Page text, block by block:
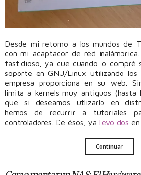
Desde mi retorno a los mundos de
con mi adaptador de red
fastidioso, ya que cuando lo compré
soporte en GNU/Linux utilizando los
empresa proporciona en su web.
limita a kernels muy antiguos (hasta
que si deseamos utlizarlo en
hemos de recurrir a tutoriales
controladores. De ésos, ya llevo dos
Continuar